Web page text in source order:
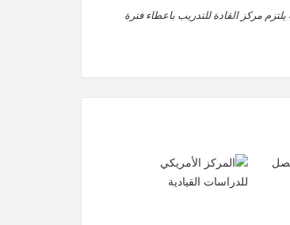
مركز القادة للتدريب باعطاء فترة